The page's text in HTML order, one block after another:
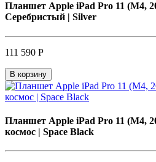
Планшет Apple iPad Pro 11 (M4,
Серебристый | Silver
111 590 Р
В корзину
Планшет Apple iPad Pro 11 (M4,
космос | Space Black